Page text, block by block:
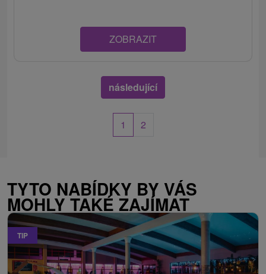
ZOBRAZIT
následující
1 2
TYTO NABÍDKY BY VÁS
MOHLY TAKÉ ZAJÍMAT
TIP